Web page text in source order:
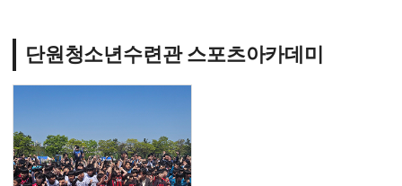
단원청소년수련관 스포츠아카데미